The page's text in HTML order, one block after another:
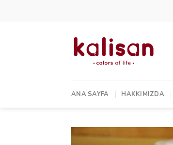
ANA SAYFA HAKKIMIZDA